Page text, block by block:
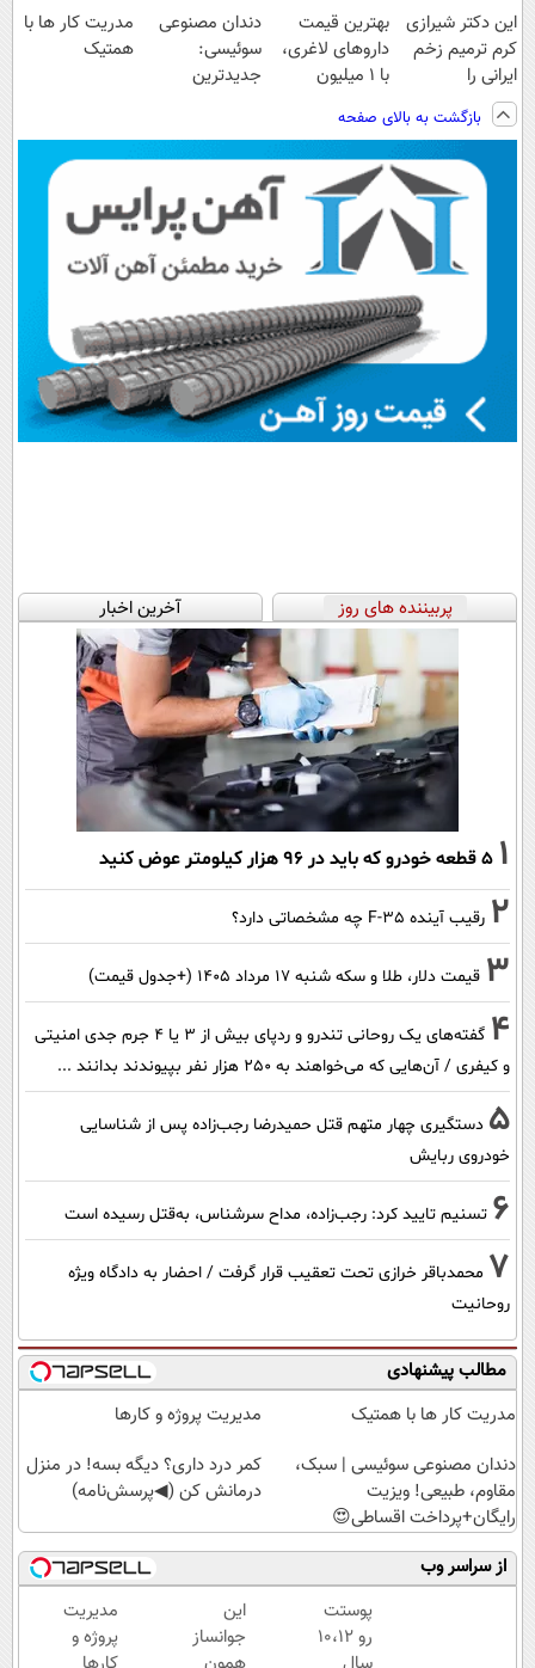
این دکتر شیرازی
کرم ترمیم زخم
ایرانی را
ساخت!!!
بهترین قیمت
داروهای لاغری،
با ۱ میلیون
از داروخانه‌
دندان مصنوعی
سوئیسی:
جدیدترین
پرداخت قسطی
مدریت کار ها با
همتیک
بازگشت به بالای صفحه
پربیننده های روز آخرین اخبار
1 ۵ قطعه خودرو که باید در ۹۶ هزار کیلومتر عوض کنید
2 رقیب آینده F-35 چه مشخصاتی دارد؟
3 قیمت دلار، طلا و سکه شنبه ۱۷ مرداد ۱۴۰۵ (+جدول قیمت)
4
گفته‌های یک روحانی تندرو و ردپای بیش از ۳ یا ۴ جرم جدی امنیتی
و کیفری / آن‌هایی که می‌خواهند به ۲۵۰ هزار نفر بپیوندند بدانند ...
5 دستگیری چهار متهم قتل حمیدرضا رجب‌زاده پس از شناسایی
خودروی ربایش
6 تسنیم تایید کرد: رجب‌زاده، مداح سرشناس، به‌قتل رسیده است
7 محمدباقر خرازی تحت تعقیب قرار گرفت / احضار به دادگاه ویژه
روحانیت
مطالب پیشنهادی
مدریت کار ها با همتیک
مدیریت پروژه و کارها
دندان مصنوعی سوئیسی | سبک،
مقاوم، طبیعی! ویزیت
رایگان+پرداخت اقساطی😍
کمر درد داری؟ دیگه بسه! در منزل
درمانش کن (◀پرسش‌نامه)
از سراسر وب
پوستت
رو 10،12
این
جوانساز
مدیریت
پروژه و